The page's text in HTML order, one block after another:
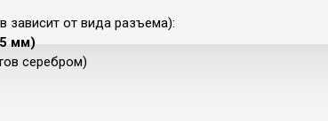
зависит от вида разъема):
мм)
серебром)